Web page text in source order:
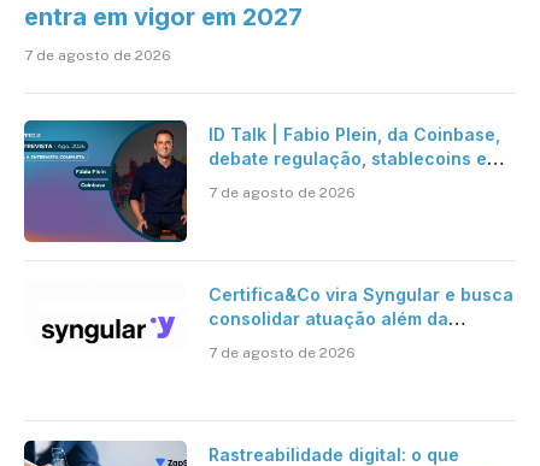
entra em vigor em 2027
7 de agosto de 2026
ID Talk | Fabio Plein, da Coinbase,
debate regulação, stablecoins e
7 de agosto de 2026
Certifica&Co vira Syngular e busca
consolidar atuação além da
7 de agosto de 2026
Rastreabilidade digital: o que